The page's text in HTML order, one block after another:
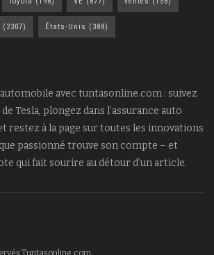
(2307) États-Unis (388)
avec tuntasonline.com : suivez
Tesla, plongez dans l’assurance auto
restez à la page sur toutes les innovations
passionné trouve son compte – et
qui fait sourire au détour d’un article.
Tuntasonline.com